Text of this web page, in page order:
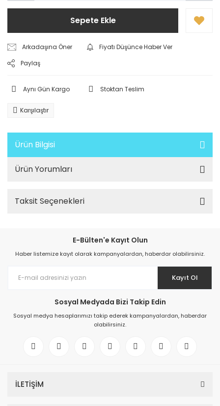
Sepete Ekle
Arkadaşına Öner
Fiyatı Düşünce Haber Ver
Paylaş
Aynı Gün Kargo Stoktan Teslim
Karşılaştır
Ürün Bilgisi
Ürün Yorumları
Taksit Seçenekleri
E-Bülten'e Kayıt Olun
Haber listemize kayıt olarak kampanyalardan, haberdar olabilirsiniz.
Kayıt Ol
Sosyal Medyada Bizi Takip Edin
Sosyal medya hesaplarımızı takip ederek kampanyalardan, haberdar
olabilirsiniz.
İLETİŞİM